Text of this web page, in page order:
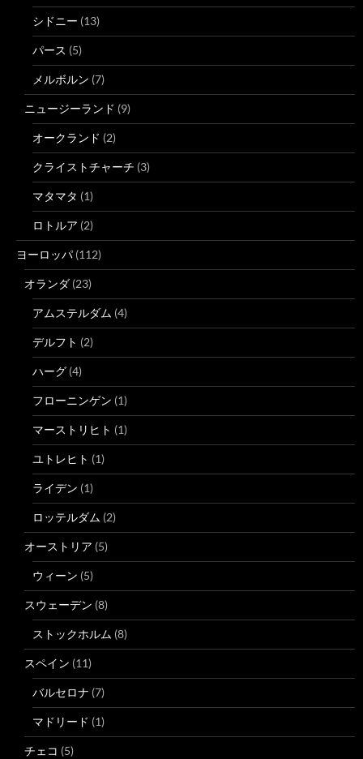
シドニー (13)
パース (5)
メルボルン (7)
ニュージーランド (9)
オークランド (2)
クライストチャーチ (3)
マタマタ (1)
ロトルア (2)
ヨーロッパ (112)
オランダ (23)
アムステルダム (4)
デルフト (2)
ハーグ (4)
フローニンゲン (1)
マーストリヒト (1)
ユトレヒト (1)
ライデン (1)
ロッテルダム (2)
オーストリア (5)
ウィーン (5)
スウェーデン (8)
ストックホルム (8)
スペイン (11)
バルセロナ (7)
マドリード (1)
チェコ (5)